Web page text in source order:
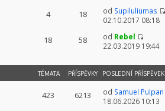
4 18 od Supiluliumas
02.10.2017 08:18
18 58 od Rebel
22.03.2019 19:44
TÉMATA PŘÍSPĚVKY POSLEDNÍ PŘÍSPĚVEK
423 6213 od Samuel Pulpan
18.06.2026 10:13